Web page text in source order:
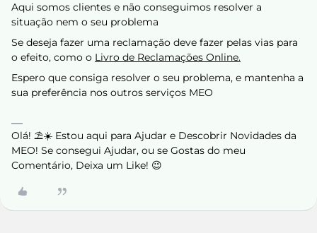
Aqui somos clientes e não conseguimos resolver a
situação nem o seu problema
Se deseja fazer uma reclamação deve fazer pelas vias para
o efeito, como o Livro de Reclamações Online.
Espero que consiga resolver o seu problema, e mantenha a
sua preferência nos outros serviços MEO
Olá! ⛱️☀️ Estou aqui para Ajudar e Descobrir Novidades da
MEO! Se consegui Ajudar, ou se Gostas do meu
Comentário, Deixa um Like! 😉